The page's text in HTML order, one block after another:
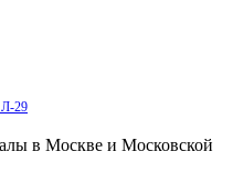
29
в Москве и Московской